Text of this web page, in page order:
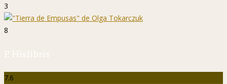
3
8
P. Hislibris
7.6